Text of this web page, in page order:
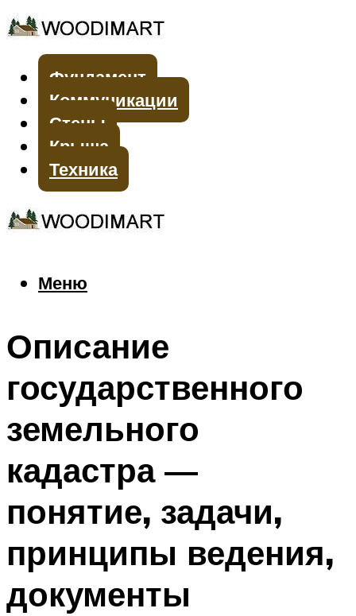
Фундамент
Коммуникации
Стены
Крыша
Техника
Меню
Меню
Описание
государственного
земельного
кадастра —
понятие, задачи,
принципы ведения,
документы